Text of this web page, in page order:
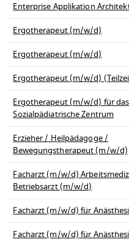
Enterprise Applikation
Ergotherapeut (m/w/d)
Ergotherapeut (m/w/d)
Ergotherapeut (m/w/d)
Ergotherapeut (m/w/d) für das
Sozialpädiatrische Zentrum
Erzieher / Heilpädagoge /
Bewegungstherapeut (m/w/d)
Facharzt (m/w/d)
Betriebsarzt (m/w/d)
Facharzt (m/w/d) für
Facharzt (m/w/d) für